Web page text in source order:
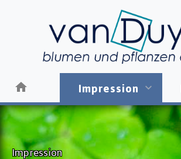
Impression
Impression